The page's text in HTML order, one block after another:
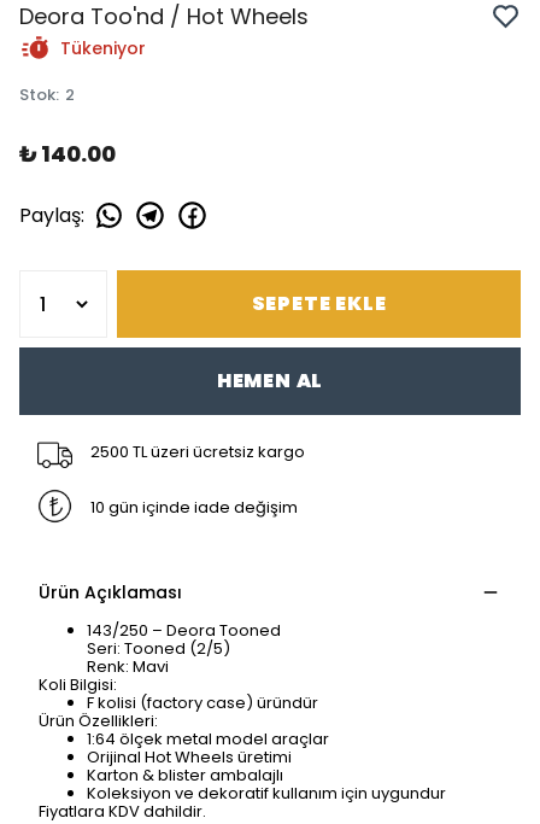
Deora Too'nd / Hot Wheels
Tükeniyor
Stok: 2
₺ 140.00
Paylaş:
SEPETE EKLE
HEMEN AL
2500 TL üzeri ücretsiz kargo
10 gün içinde iade değişim
Ürün Açıklaması
143/250 – Deora Tooned
Seri: Tooned (2/5)
Renk: Mavi
Koli Bilgisi:
F kolisi (factory case) üründür
Ürün Özellikleri:
1:64 ölçek metal model araçlar
Orijinal Hot Wheels üretimi
Karton & blister ambalajlı
Koleksiyon ve dekoratif kullanım için uygundur
Fiyatlara KDV dahildir.